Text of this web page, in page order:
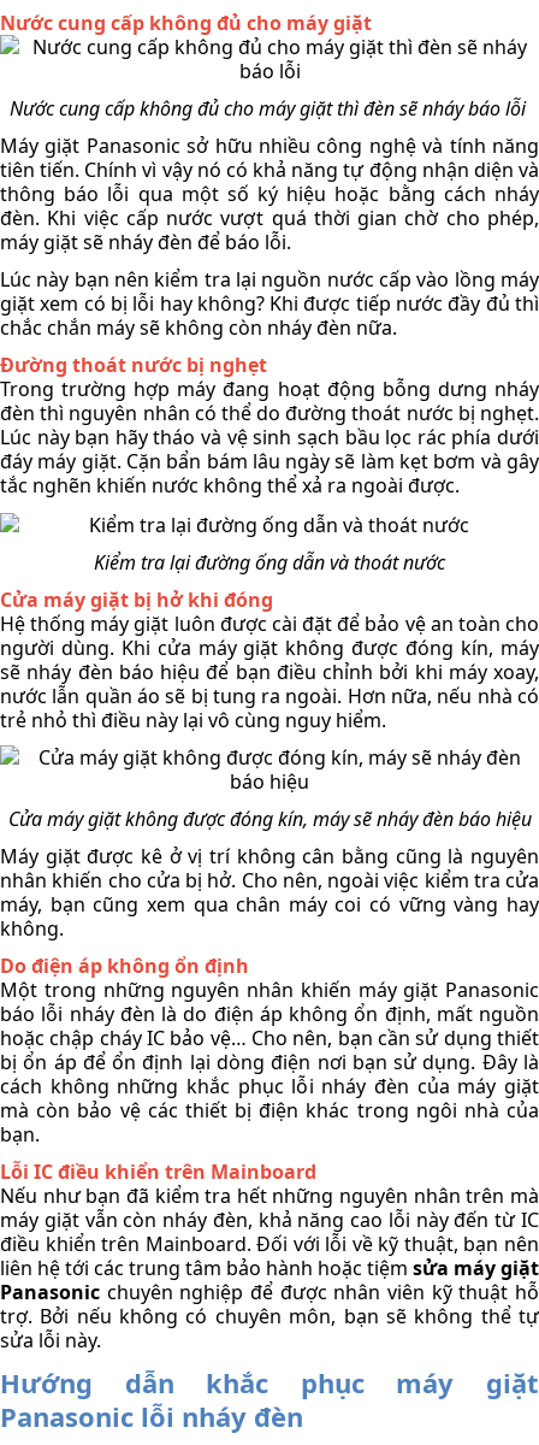
Nước cung cấp không đủ cho máy giặt
Nước cung cấp không đủ cho máy giặt thì đèn sẽ nháy báo lỗi
Máy giặt Panasonic sở hữu nhiều công nghệ và tính năng
tiên tiến. Chính vì vậy nó có khả năng tự động nhận diện và
thông báo lỗi qua một số ký hiệu hoặc bằng cách nháy
đèn. Khi việc cấp nước vượt quá thời gian chờ cho phép,
máy giặt sẽ nháy đèn để báo lỗi.
Lúc này bạn nên kiểm tra lại nguồn nước cấp vào lồng máy
giặt xem có bị lỗi hay không? Khi được tiếp nước đầy đủ thì
chắc chắn máy sẽ không còn nháy đèn nữa.
Đường thoát nước bị nghẹt
Trong trường hợp máy đang hoạt động bỗng dưng nháy
đèn thì nguyên nhân có thể do đường thoát nước bị nghẹt.
Lúc này bạn hãy tháo và vệ sinh sạch bầu lọc rác phía dưới
đáy máy giặt. Cặn bẩn bám lâu ngày sẽ làm kẹt bơm và gây
tắc nghẽn khiến nước không thể xả ra ngoài được.
Kiểm tra lại đường ống dẫn và thoát nước
Cửa máy giặt bị hở khi đóng
Hệ thống máy giặt luôn được cài đặt để bảo vệ an toàn cho
người dùng. Khi cửa máy giặt không được đóng kín, máy
sẽ nháy đèn báo hiệu để bạn điều chỉnh bởi khi máy xoay,
nước lẫn quần áo sẽ bị tung ra ngoài. Hơn nữa, nếu nhà có
trẻ nhỏ thì điều này lại vô cùng nguy hiểm.
Cửa máy giặt không được đóng kín, máy sẽ nháy đèn báo hiệu
Máy giặt được kê ở vị trí không cân bằng cũng là nguyên
nhân khiến cho cửa bị hở. Cho nên, ngoài việc kiểm tra cửa
máy, bạn cũng xem qua chân máy coi có vững vàng hay
không.
Do điện áp không ổn định
Một trong những nguyên nhân khiến máy giặt Panasonic
báo lỗi nháy đèn là do điện áp không ổn định, mất nguồn
hoặc chập cháy IC bảo vệ… Cho nên, bạn cần sử dụng thiết
bị ổn áp để ổn định lại dòng điện nơi bạn sử dụng. Đây là
cách không những khắc phục lỗi nháy đèn của máy giặt
mà còn bảo vệ các thiết bị điện khác trong ngôi nhà của
bạn.
Lỗi IC điều khiển trên Mainboard
Nếu như bạn đã kiểm tra hết những nguyên nhân trên mà
máy giặt vẫn còn nháy đèn, khả năng cao lỗi này đến từ IC
điều khiển trên Mainboard. Đối với lỗi về kỹ thuật, bạn nên
liên hệ tới các trung tâm bảo hành hoặc tiệm sửa máy giặt
Panasonic chuyên nghiệp để được nhân viên kỹ thuật hỗ
trợ. Bởi nếu không có chuyên môn, bạn sẽ không thể tự
sửa lỗi này.
Hướng dẫn khắc phục máy giặt
Panasonic lỗi nháy đèn